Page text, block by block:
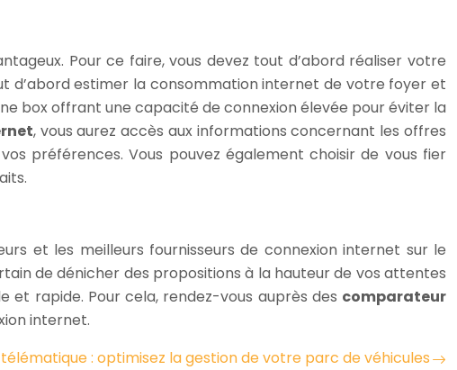
Pour ce faire, vous devez tout d’abord réaliser votre
d’abord estimer la consommation internet de votre foyer et
box offrant une capacité de connexion élevée pour éviter la
, vous aurez accès aux informations concernant les offres
préférences. Vous pouvez également choisir de vous fier
et les meilleurs fournisseurs de connexion internet sur le
de dénicher des propositions à la hauteur de vos attentes
rapide. Pour cela, rendez-vous auprès des comparateur
internet.
: optimisez la gestion de votre parc de véhicules